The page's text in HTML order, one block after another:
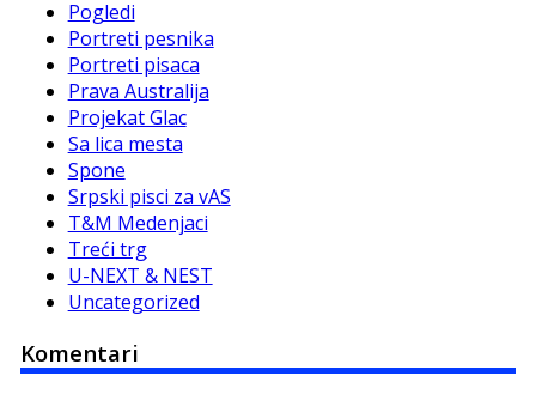
Pogledi
Portreti pesnika
Portreti pisaca
Prava Australija
Projekat Glac
Sa lica mesta
Spone
Srpski pisci za vAS
T&M Medenjaci
Treći trg
U-NEXT & NEST
Uncategorized
Komentari